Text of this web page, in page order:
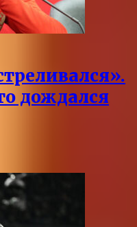
дождался